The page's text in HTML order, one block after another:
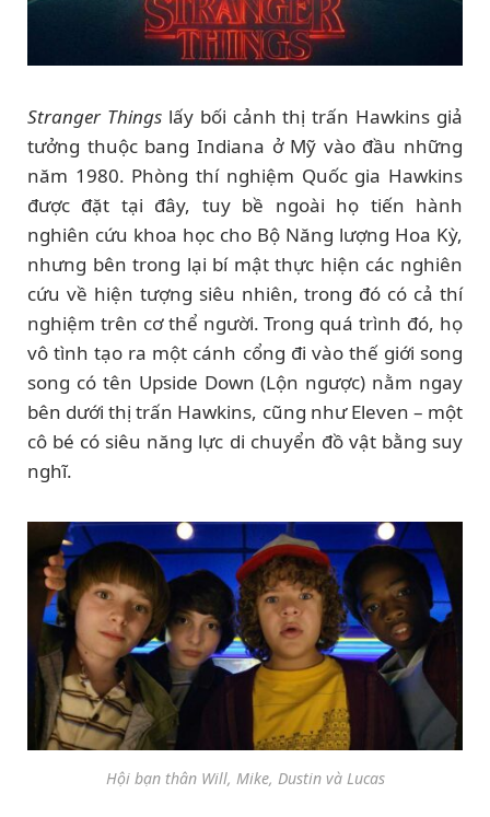
Stranger Things lấy bối cảnh thị trấn Hawkins giả
tưởng thuộc bang Indiana ở Mỹ vào đầu những
năm 1980. Phòng thí nghiệm Quốc gia Hawkins
được đặt tại đây, tuy bề ngoài họ tiến hành
nghiên cứu khoa học cho Bộ Năng lượng Hoa Kỳ,
nhưng bên trong lại bí mật thực hiện các nghiên
cứu về hiện tượng siêu nhiên, trong đó có cả thí
nghiệm trên cơ thể người. Trong quá trình đó, họ
vô tình tạo ra một cánh cổng đi vào thế giới song
song có tên Upside Down (Lộn ngược) nằm ngay
bên dưới thị trấn Hawkins, cũng như Eleven – một
cô bé có siêu năng lực di chuyển đồ vật bằng suy
nghĩ.
Hội bạn thân Will, Mike, Dustin và Lucas